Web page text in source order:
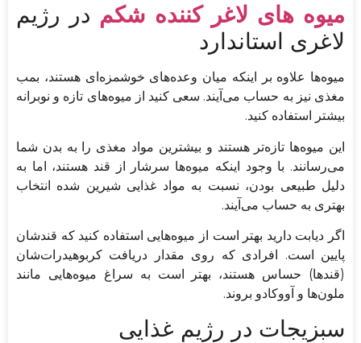
میوه های لاغر کننده شکم در رژیم
لاغری استاندارد
میوه‌ها علاوه بر اینکه میان وعده‌های خوشمزه‌ای هستند، بمب
مغذی نیز به حساب می‌آیند. سعی کنید از میوه‌های تازه و نوبرانه
بیشتر استفاده کنید.
این میوه‌ها تازه‌تر هستند و بیشترین مواد مغذی را به بدن شما
می‌رسانند. با وجود اینکه میوه‌ها سرشار از قند هستند، اما به
دلیل طبیعی بودن، نسبت به مواد غذایی شیرین شده انتخاب
بهتری به حساب می‌آیند.
اگر دیابت دارید بهتر است از میوه‌هایی استفاده کنید که قندشان
پایین است. افرادی که روی مقدار دریافت کربوهیدرات‌شان
(قندها) حساس هستند، بهتر است به سراغ میوه‌هایی مانند
ملون‌ها و آووکادو بروند.
سبزیجات در رژیم غذایی